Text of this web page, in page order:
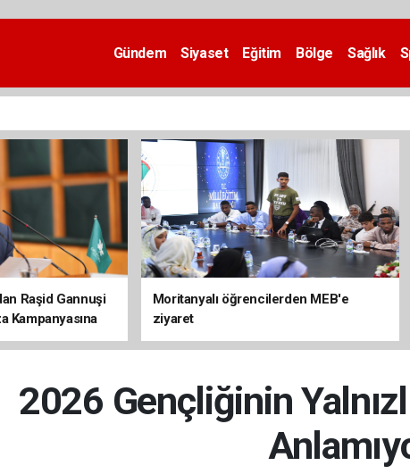
Gündem Siyaset Eğitim Bölge Sağlık
Raşid Gannuşi
Kampanyasına
Moritanyalı öğrencilerden MEB'e
ziyaret
2026 Gençliğinin